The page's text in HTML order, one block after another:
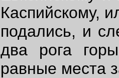
Каспийскому,
подались, и
два рога
равные места